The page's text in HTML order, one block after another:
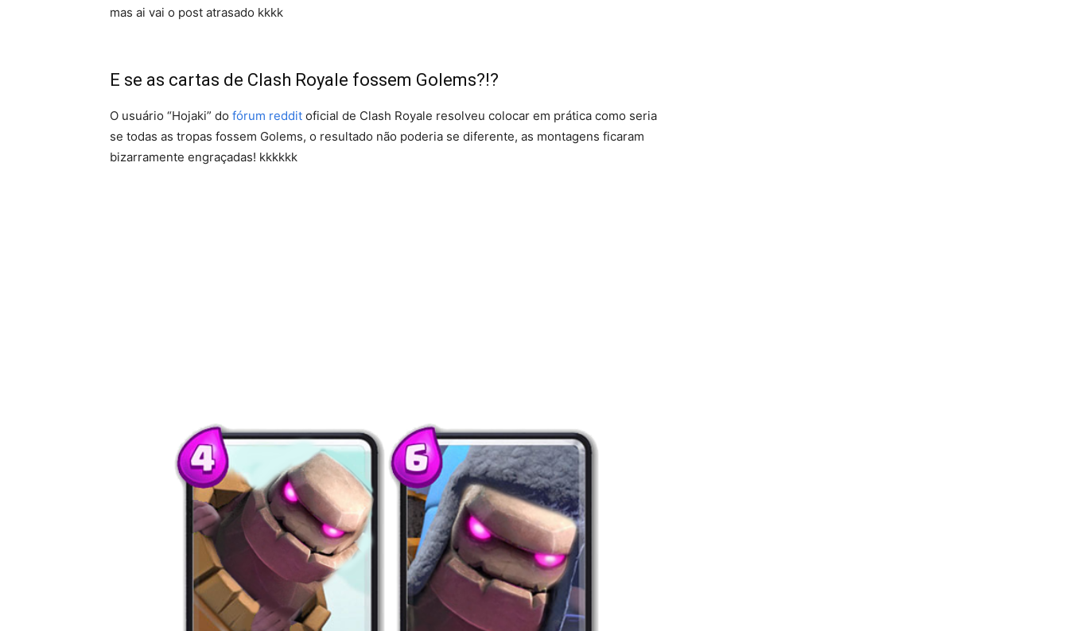
mas ai vai o post atrasado kkkk
E se as cartas de Clash Royale fossem Golems?!?
O usuário “Hojaki” do fórum reddit oficial de Clash Royale resolveu colocar em prática como seria
se todas as tropas fossem Golems, o resultado não poderia se diferente, as montagens ficaram
bizarramente engraçadas! kkkkkk